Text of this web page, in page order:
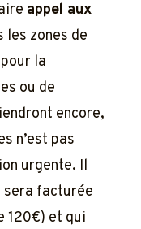
appel aux
les zones de
la
ou de
encore,
n’est pas
urgente. Il
sera facturée
120€) et qui